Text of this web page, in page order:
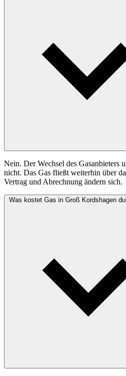
Nein. Der Wechsel des Gasanbieters
nicht. Das Gas fließt weiterhin über
Vertrag und Abrechnung ändern sich.
Was kostet Gas in Groß Kordshagen